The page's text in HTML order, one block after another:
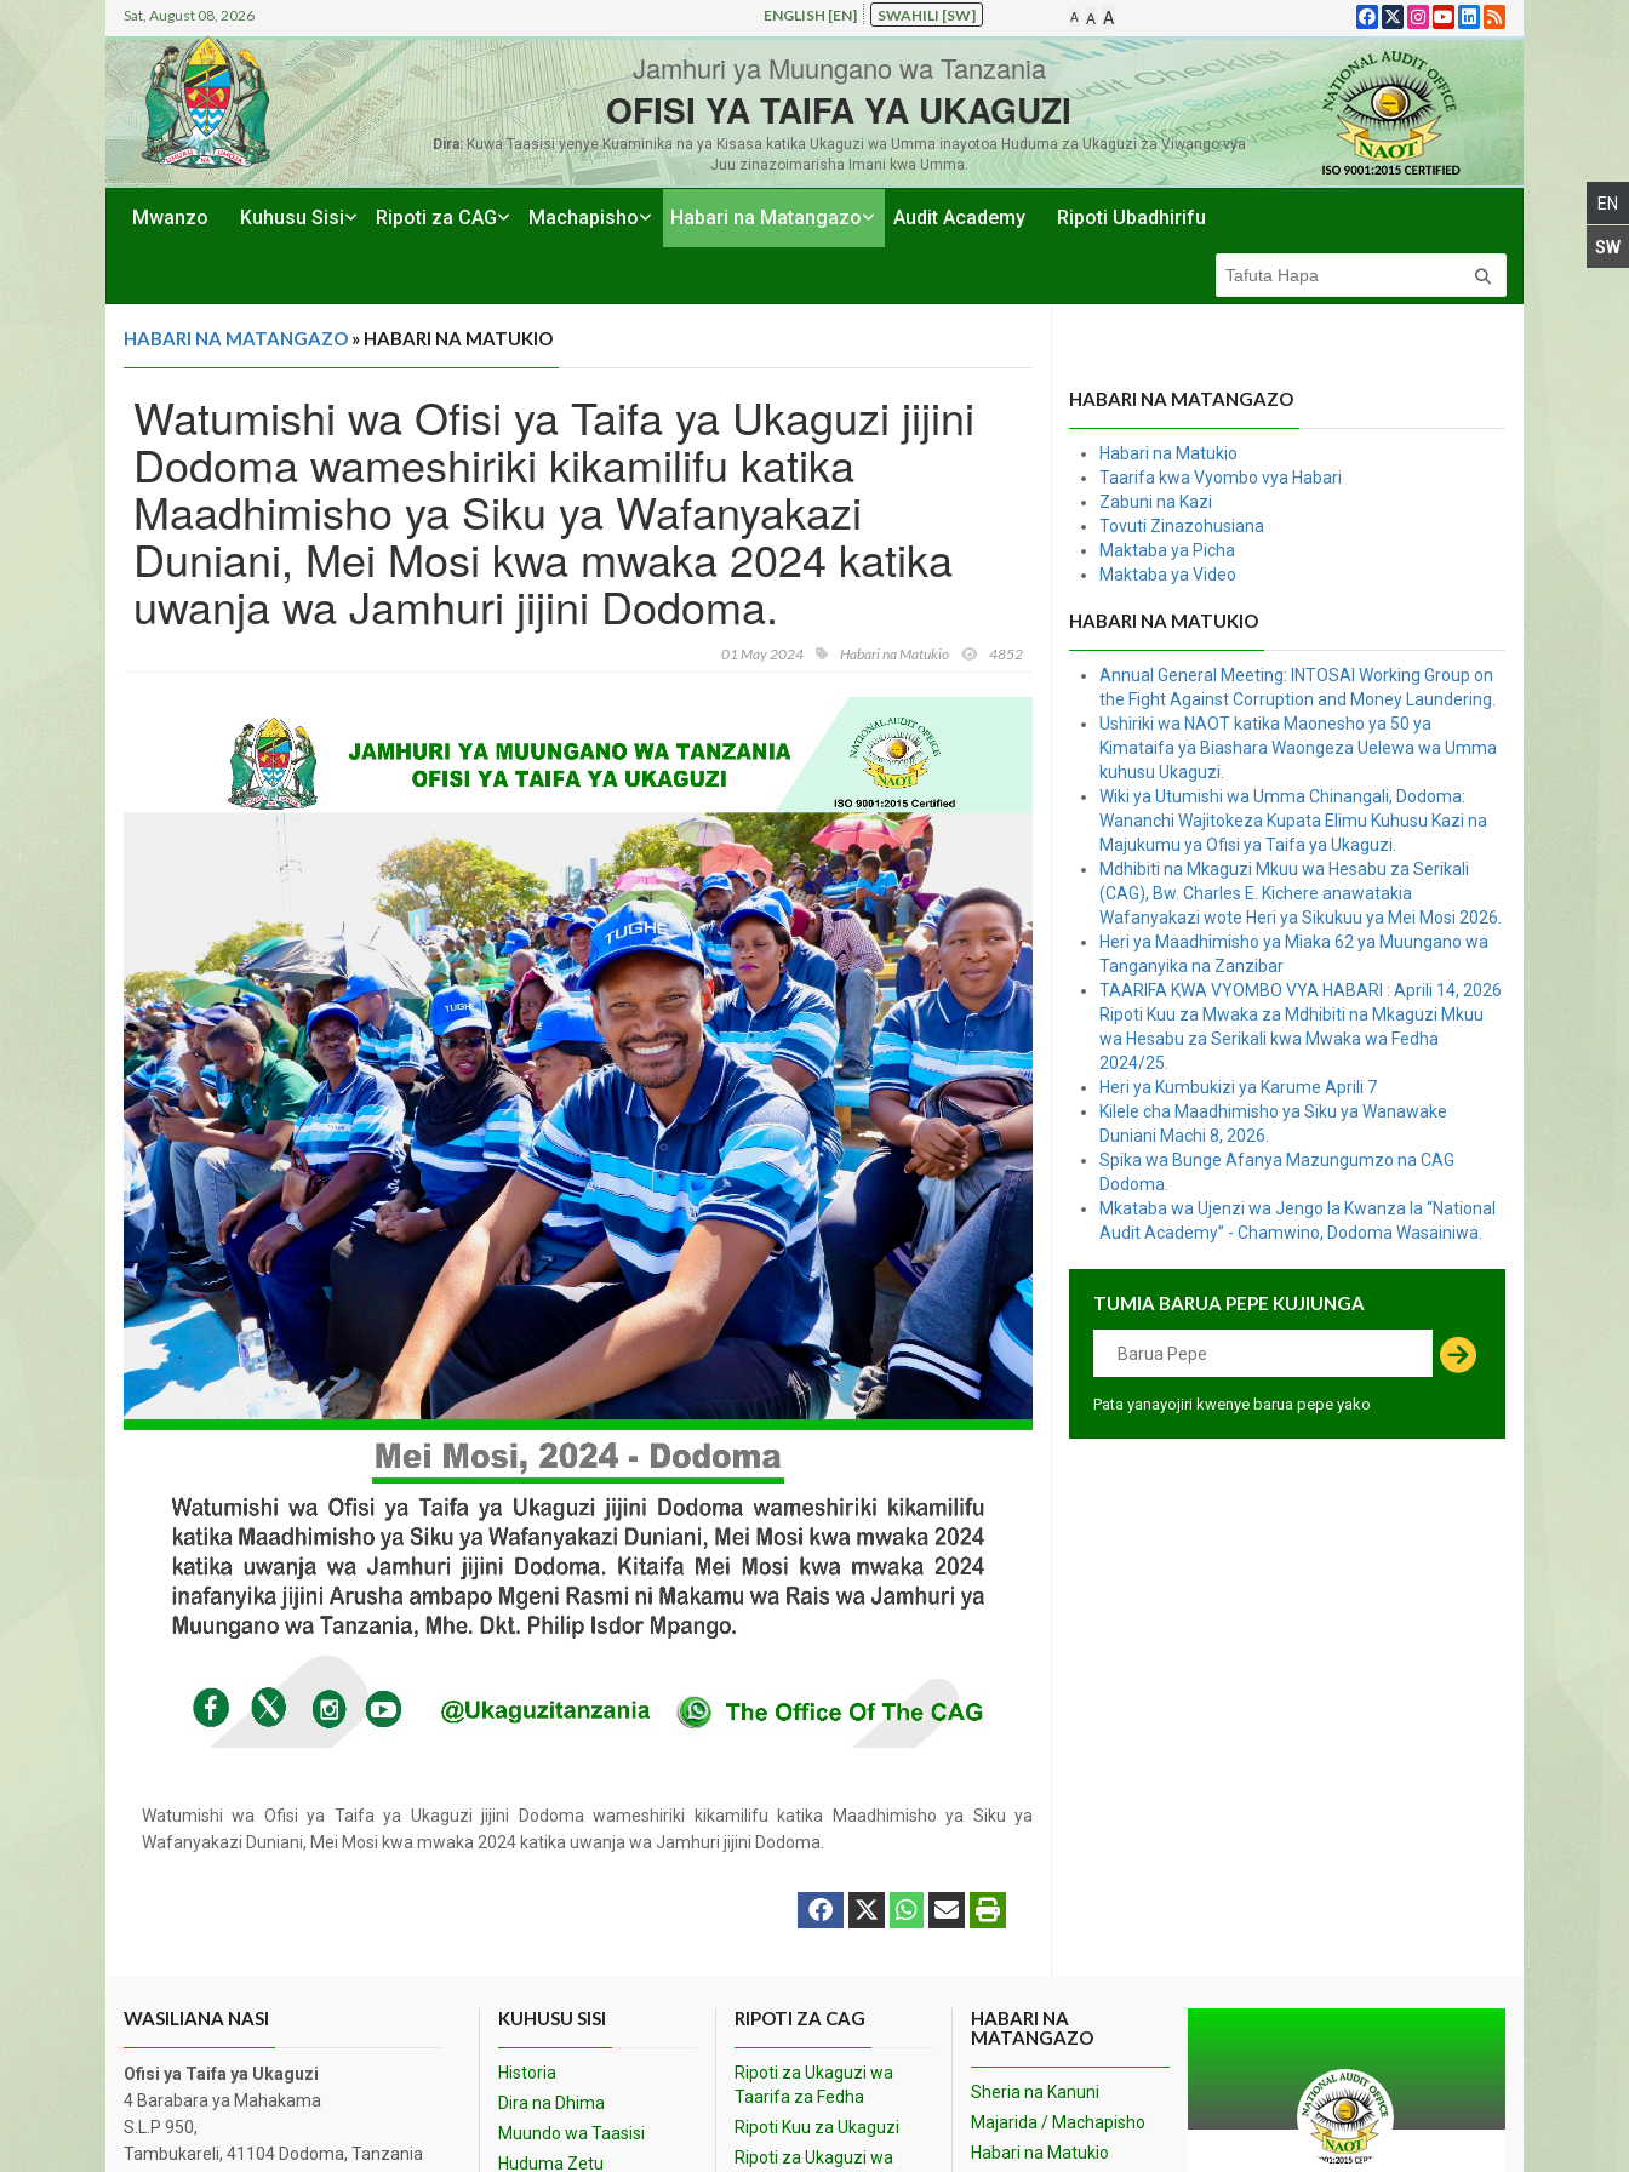
Sat, August 08, 2026 ENGLISH [EN] SWAHILI [SW] A A A
Jamhuri ya Muungano wa Tanzania
OFISI YA TAIFA YA UKAGUZI
Dira:Kuwa Taasisi yenye Kuaminika na ya Kisasa katika Ukaguzi wa Umma inayotoa Huduma za Ukaguzi za Viwango vya
Juu zinazoimarisha Imani kwa Umma.
Mwanzo Kuhusu Sisi Ripoti za CAG Machapisho Habari na Matangazo Audit Academy Ripoti Ubadhirifu
HABARI NA MATANGAZO » HABARI NA MATUKIO
Watumishi wa Ofisi ya Taifa ya Ukaguzi jijini
Dodoma wameshiriki kikamilifu katika
Maadhimisho ya Siku ya Wafanyakazi
Duniani, Mei Mosi kwa mwaka 2024 katika
uwanja wa Jamhuri jijini Dodoma.
01 May 2024 Habari na Matukio 4852
Watumishi wa Ofisi ya Taifa ya Ukaguzi jijini Dodoma wameshiriki kikamilifu katika Maadhimisho ya Siku ya
Wafanyakazi Duniani, Mei Mosi kwa mwaka 2024 katika uwanja wa Jamhuri jijini Dodoma.
HABARI NA MATANGAZO
Habari na Matukio
Taarifa kwa Vyombo vya Habari
Zabuni na Kazi
Tovuti Zinazohusiana
Maktaba ya Picha
Maktaba ya Video
HABARI NA MATUKIO
Annual General Meeting: INTOSAI Working Group on
the Fight Against Corruption and Money Laundering.
Ushiriki wa NAOT katika Maonesho ya 50 ya
Kimataifa ya Biashara Waongeza Uelewa wa Umma
kuhusu Ukaguzi.
Wiki ya Utumishi wa Umma Chinangali, Dodoma:
Wananchi Wajitokeza Kupata Elimu Kuhusu Kazi na
Majukumu ya Ofisi ya Taifa ya Ukaguzi.
Mdhibiti na Mkaguzi Mkuu wa Hesabu za Serikali
(CAG), Bw. Charles E. Kichere anawatakia
Wafanyakazi wote Heri ya Sikukuu ya Mei Mosi 2026.
Heri ya Maadhimisho ya Miaka 62 ya Muungano wa
Tanganyika na Zanzibar
TAARIFA KWA VYOMBO VYA HABARI : Aprili 14, 2026
Ripoti Kuu za Mwaka za Mdhibiti na Mkaguzi Mkuu
wa Hesabu za Serikali kwa Mwaka wa Fedha
2024/25.
Heri ya Kumbukizi ya Karume Aprili 7
Kilele cha Maadhimisho ya Siku ya Wanawake
Duniani Machi 8, 2026.
Spika wa Bunge Afanya Mazungumzo na CAG
Dodoma.
Mkataba wa Ujenzi wa Jengo la Kwanza la “National
Audit Academy” - Chamwino, Dodoma Wasainiwa.
TUMIA BARUA PEPE KUJIUNGA
Pata yanayojiri kwenye barua pepe yako
WASILIANA NASI
Ofisi ya Taifa ya Ukaguzi
4 Barabara ya Mahakama
S.L.P 950,
Tambukareli, 41104 Dodoma, Tanzania
KUHUSU SISI
Historia
Dira na Dhima
Muundo wa Taasisi
Huduma Zetu
RIPOTI ZA CAG
Ripoti za Ukaguzi wa
Taarifa za Fedha
Ripoti Kuu za Ukaguzi
Ripoti za Ukaguzi wa
HABARI NA
MATANGAZO
Sheria na Kanuni
Majarida / Machapisho
Habari na Matukio